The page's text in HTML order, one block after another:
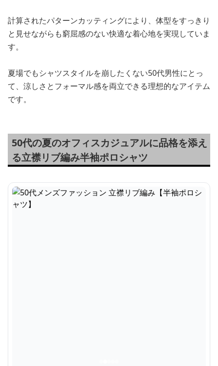
計算されたパターンカッティングにより、体型をすっきり
と見せながらも窮屈感のない快適な着心地を実現していま
す。
夏場でもシャツスタイルを崩したくない50代男性にとっ
て、涼しさとフォーマル感を両立できる理想的なアイテム
です。
50代の夏のオフィスカジュアルに品格を添え
る立襟リブ編み半袖ポロシャツ